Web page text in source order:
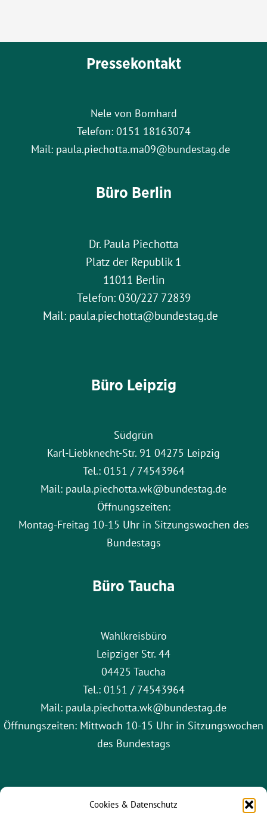
Cookies & Datenschutz
Pressekontakt
Nele von Bomhard
Telefon: 0151 18163074
Mail: paula.piechotta.ma09@bundestag.de
Büro Berlin
Dr. Paula Piechotta
Platz der Republik 1
11011 Berlin
Telefon: 030/227 72839
Mail: paula.piechotta@bundestag.de
Büro Leipzig
Südgrün
Karl-Liebknecht-Str. 91 04275 Leipzig
Tel.: 0151 / 74543964
Mail: paula.piechotta.wk@bundestag.de
Öffnungszeiten:
Montag-Freitag 10-15 Uhr in Sitzungswochen des
Bundestags
Büro Taucha
Wahlkreisbüro
Leipziger Str. 44
04425 Taucha
Tel.: 0151 / 74543964
Mail: paula.piechotta.wk@bundestag.de
Öffnungszeiten: Mittwoch 10-15 Uhr in Sitzungswochen
des Bundestags